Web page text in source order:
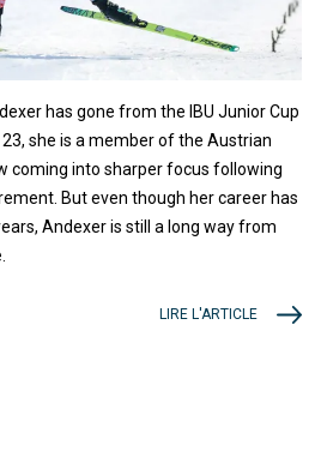
has gone from the IBU Junior Cup
she is a member of the Austrian
coming into sharper focus following
But even though her career has
Andexer is still a long way from
LIRE L'ARTICLE